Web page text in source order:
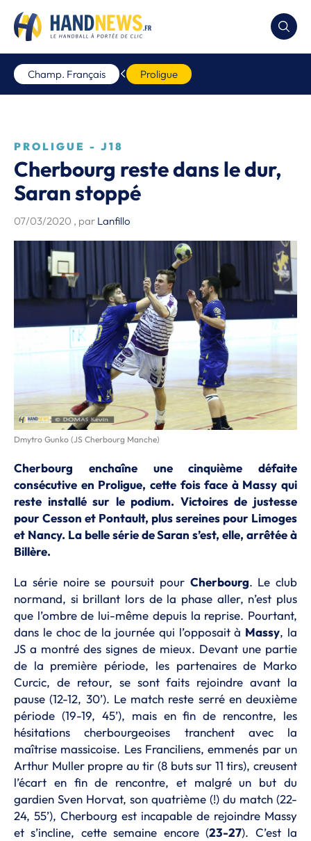
Champ. Français Proligue
PROLIGUE - J18
Cherbourg reste dans le dur,
Saran stoppé
07/03/2020 , par Lanfillo
Dmytro Gunko (JS Cherbourg Manche)
Cherbourg enchaîne une cinquième défaite
consécutive en Proligue, cette fois face à Massy qui
reste installé sur le podium. Victoires de justesse
pour Cesson et Pontault, plus sereines pour Limoges
et Nancy. La belle série de Saran s’est, elle, arrêtée à
Billère.
La série noire se poursuit pour Cherbourg. Le club
normand, si brillant lors de la phase aller, n’est plus
que l’ombre de lui-même depuis la reprise. Pourtant,
dans le choc de la journée qui l’opposait à Massy, la
JS a montré des signes de mieux. Devant une partie
de la première période, les partenaires de Marko
Curcic, de retour, se sont faits rejoindre avant la
pause (12-12, 30’). Le match reste serré en deuxième
période (19-19, 45’), mais en fin de rencontre, les
hésitations cherbourgeoises tranchent avec la
maîtrise massicoise. Les Franciliens, emmenés par un
Arthur Muller propre au tir (8 buts sur 11 tirs), creusent
l’écart en fin de rencontre, et malgré un but du
gardien Sven Horvat, son quatrième (!) du match (22-
24, 55’), Cherbourg est incapable de rejoindre Massy
et s’incline, cette semaine encore (23-27). C’est la